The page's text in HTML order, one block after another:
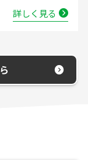
詳しく見る